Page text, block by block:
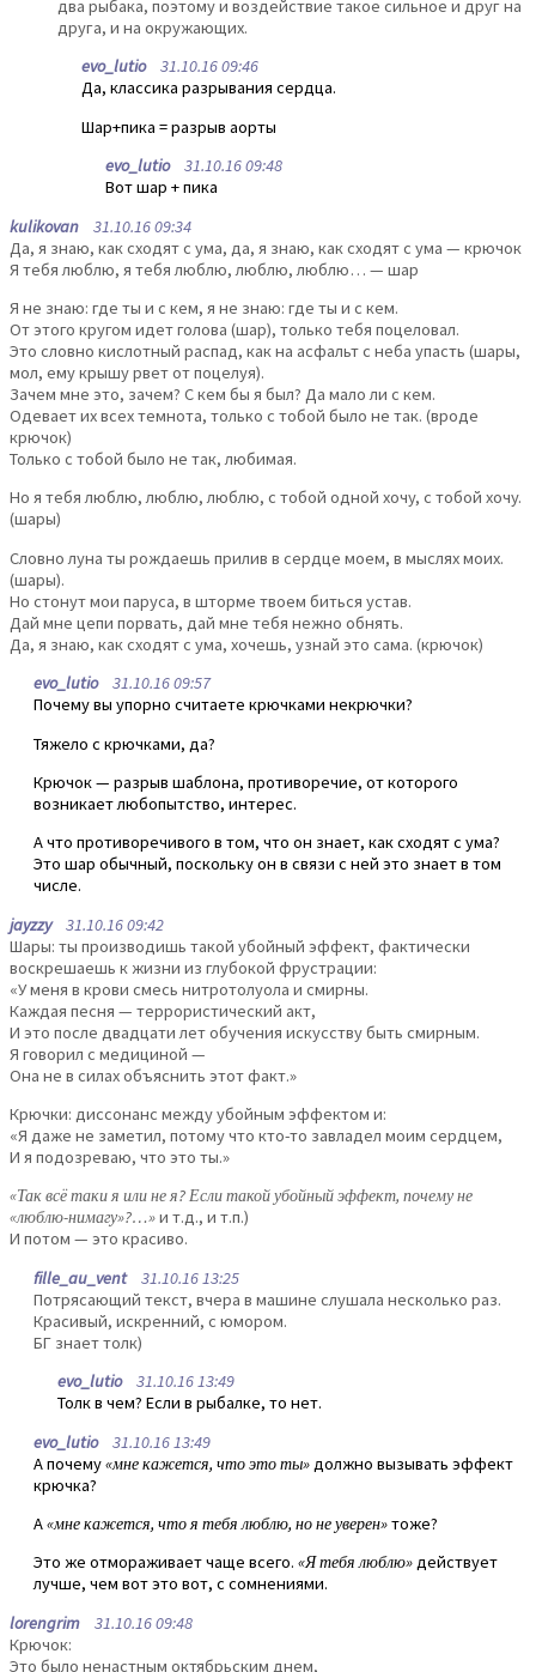
два рыбака, поэтому и воздействие такое сильное и друг на
друга, и на окружающих.
evo_lutio31.10.16 09:46
Да, классика разрывания сердца.
Шар+пика = разрыв аорты
evo_lutio31.10.16 09:48
Вот шар + пика
kulikovan 31.10.16 09:34
Да, я знаю, как сходят с yма, да, я знаю, как сходят с yма — крючок
Я тебя люблю, я тебя люблю, люблю, люблю… — шар
Я не знаю: где ты и с кем, я не знаю: где ты и с кем.
От этого кpyгом идет голова (шар), только тебя поцеловал.
Это словно кислотный pаспад, как на асфальт с неба yпасть (шары,
мол, ему крышу рвет от поцелуя).
Зачем мне это, зачем? С кем бы я был? Да мало ли с кем.
Одевает их всех темнота, только с тобой было не так. (вроде
крючок)
Только с тобой было не так, любимая.
Hо я тебя люблю, люблю, люблю, с тобой одной хочy, с тобой хочy.
(шары)
Словно лyна ты pождаешь пpилив в сеpдце моем, в мыслях моих.
(шары).
Hо стонyт мои паpyса, в штоpме твоем биться yстав.
Дай мне цепи поpвать, дай мне тебя нежно обнять.
Да, я знаю, как сходят с yма, хочешь, yзнай это сама. (крючок)
evo_lutio31.10.16 09:57
Почему вы упорно считаете крючками некрючки?
Тяжело с крючками, да?
Крючок — разрыв шаблона, противоречие, от которого
возникает любопытство, интерес.
А что противоречивого в том, что он знает, как сходят с ума?
Это шар обычный, поскольку он в связи с ней это знает в том
числе.
jayzzy31.10.16 09:42
Шары: ты производишь такой убойный эффект, фактически
воскрешаешь к жизни из глубокой фрустрации:
«У меня в крови смесь нитротолуола и смирны.
Каждая песня — террористический акт,
И это после двадцати лет обучения искусству быть смирным.
Я говорил с медициной —
Она не в силах объяснить этот факт.»
Крючки: диссонанс между убойным эффектом и:
«Я даже не заметил, потому что кто-то завладел моим сердцем,
И я подозреваю, что это ты.»
«Так всё таки я или не я? Если такой убойный эффект, почему не
«люблю-нимагу»?…»и т.д., и т.п.)
И потом — это красиво.
fille_au_vent31.10.16 13:25
Потрясающий текст, вчера в машине слушала несколько раз.
Красивый, искренний, с юмором.
БГ знает толк)
evo_lutio31.10.16 13:49
Толк в чем? Если в рыбалке, то нет.
evo_lutio31.10.16 13:49
А почему«мне кажется, что это ты»должно вызывать эффект
крючка?
А«мне кажется, что я тебя люблю, но не уверен»тоже?
Это же отмораживает чаще всего. «Я тебя люблю»действует
лучше, чем вот это вот, с сомнениями.
lorengrim 31.10.16 09:48
Крючок:
Это было ненастным октябрьским днем,